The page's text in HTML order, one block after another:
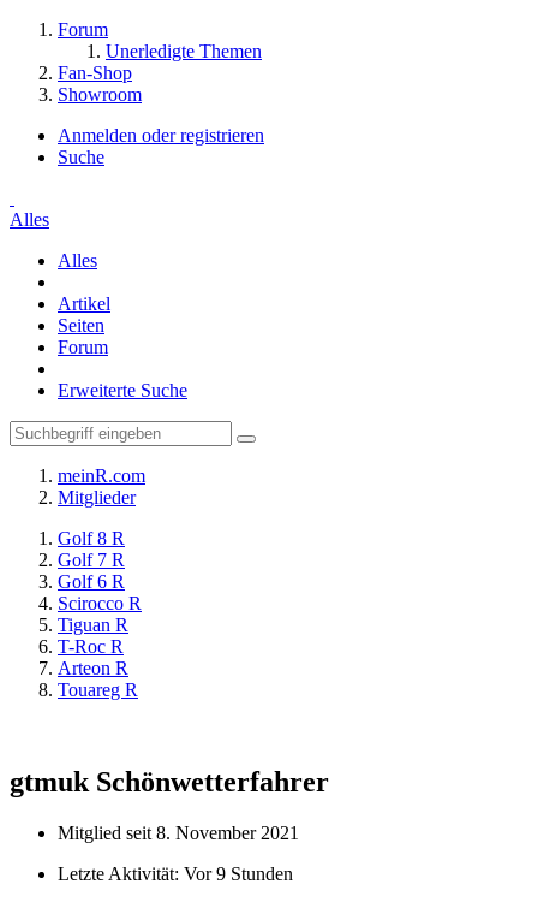
Forum
Unerledigte Themen
Fan-Shop
Showroom
Anmelden oder registrieren
Suche
Alles
Alles
Artikel
Seiten
Forum
Erweiterte Suche
meinR.com
Mitglieder
Golf 8 R
Golf 7 R
Golf 6 R
Scirocco R
Tiguan R
T-Roc R
Arteon R
Touareg R
gtmuk Schönwetterfahrer
Mitglied seit 8. November 2021
Letzte Aktivität: Vor 9 Stunden